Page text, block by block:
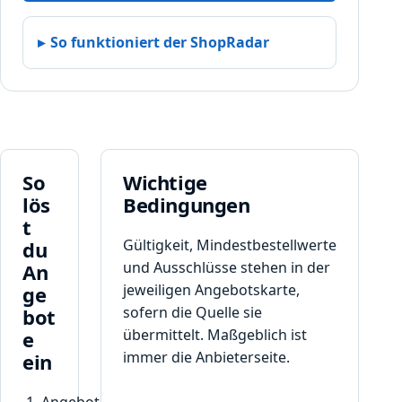
So funktioniert der ShopRadar
So
lös
t
du
An
ge
bot
e
ein
Wichtige
Bedingungen
Gültigkeit, Mindestbestellwerte
und Ausschlüsse stehen in der
jeweiligen Angebotskarte,
sofern die Quelle sie
übermittelt. Maßgeblich ist
immer die Anbieterseite.